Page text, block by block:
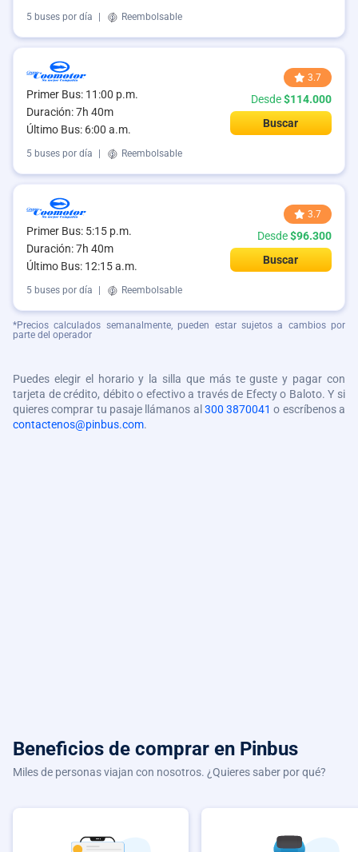
5 buses por día Reembolsable
Primer Bus: 11:00 p.m.
Duración: 7h 40m
Último Bus: 6:00 a.m.
3.7
Desde$114.000
Buscar
5 buses por día Reembolsable
Primer Bus: 5:15 p.m.
Duración: 7h 40m
Último Bus: 12:15 a.m.
3.7
Desde$96.300
Buscar
5 buses por día Reembolsable
*Precios calculados semanalmente, pueden estar sujetos a cambios por
parte del operador
Puedes elegir el horario y la silla que más te guste y pagar con
tarjeta de crédito, débito o efectivo a través de Efecty o Baloto. Y si
quieres comprar tu pasaje llámanos al 300 3870041 o escríbenos a
contactenos@pinbus.com.
Beneficios de comprar en Pinbus
Miles de personas viajan con nosotros. ¿Quieres saber por qué?